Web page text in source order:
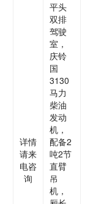
详情
请来
电咨
询
平头
双排
驾驶
室，
庆铃
国
3130
马力
柴油
发动
机，
配备2
吨2节
直臂
吊
机，